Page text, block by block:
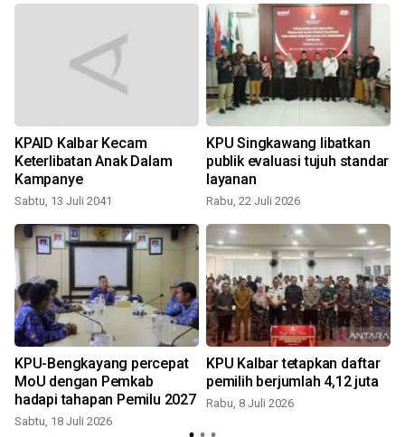
KPAID Kalbar Kecam
Keterlibatan Anak Dalam
Kampanye
Sabtu, 13 Juli 2041
KPU Singkawang libatkan
publik evaluasi tujuh standar
layanan
Rabu, 22 Juli 2026
KPU-Bengkayang percepat
MoU dengan Pemkab
hadapi tahapan Pemilu 2027
Sabtu, 18 Juli 2026
KPU Kalbar tetapkan daftar
pemilih berjumlah 4,12 juta
Rabu, 8 Juli 2026